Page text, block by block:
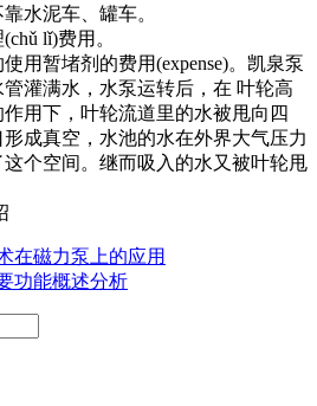
水泥车、罐车。
lǐ)费用。
用暂堵剂的费用(expense)。凯泉泵
灌满水，水泵运转后，在 叶轮高
用下，叶轮流道里的水被甩向四
成真空，水池的水在外界大气压力
个空间。继而吸入的水又被叶轮甩
在磁力泵上的应用
功能概述分析